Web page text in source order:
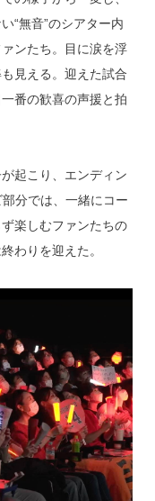
“無音”のシアター内
ンたち。目に涙を浮
見える。迎えた試合
番の歓喜の声援と拍
起こり、エンディン
分では、一緒にコー
楽しむファンたちの
わりを迎えた。